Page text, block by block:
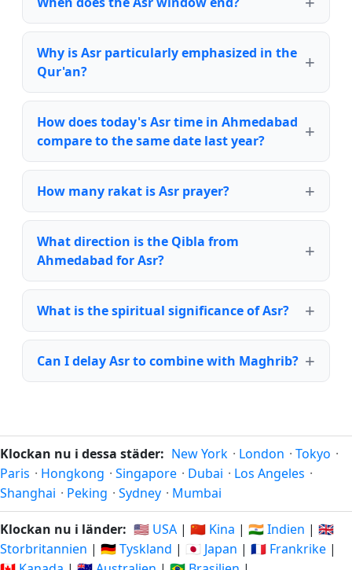
Why is Asr particularly emphasized in the
Qur'an?
How does today's Asr time in Ahmedabad
compare to the same date last year?
How many rakat is Asr prayer?
What direction is the Qibla from
Ahmedabad for Asr?
What is the spiritual significance of Asr?
Can I delay Asr to combine with Maghrib?
Klockan nu i dessa städer: New York · London · Tokyo ·
Paris · Hongkong · Singapore · Dubai · Los Angeles ·
Shanghai · Peking · Sydney · Mumbai
Klockan nu i länder: 🇺🇸 USA | 🇨🇳 Kina | 🇮🇳 Indien | 🇬🇧
Storbritannien | 🇩🇪 Tyskland | 🇯🇵 Japan | 🇫🇷 Frankrike |